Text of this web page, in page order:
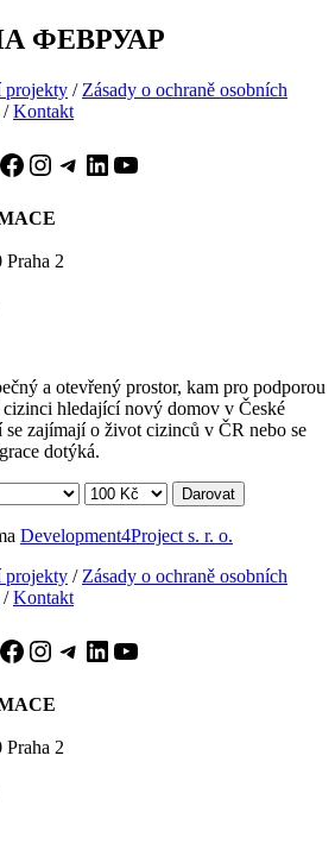
ФЕВРУАР
projekty / Zásady o ochraně osobních
/Kontakt
Facebook
Instagram
Telegram
LinkedIn
YouTube
2
a otevřený prostor, kam pro podporou
hledající nový domov v České
zajímají o život cizinců v ČR nebo se
dotýká.
Darovat
Development4Project s. r. o.
projekty / Zásady o ochraně osobních
/Kontakt
Facebook
Instagram
Telegram
LinkedIn
YouTube
2